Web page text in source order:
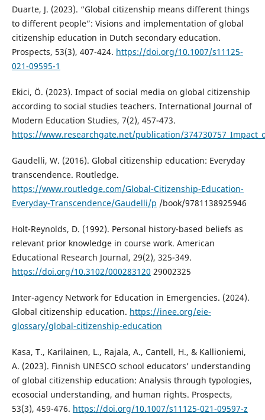
Duarte, J. (2023). “Global citizenship means different things
to different people”: Visions and implementation of global
citizenship education in Dutch secondary education.
Prospects, 53(3), 407-424. https://doi.org/10.1007/s11125-
021-09595-1
Ekici, Ö. (2023). Impact of social media on global citizenship
according to social studies teachers. International Journal of
Modern Education Studies, 7(2), 457-473.
https://www.researchgate.net/publication/
Gaudelli, W. (2016). Global citizenship education: Everyday
transcendence. Routledge.
https://www.routledge.com/Global-Citizenship-Education-
Everyday-Transcendence/Gaudelli/p /book/9781138925946
Holt-Reynolds, D. (1992). Personal history-based beliefs as
relevant prior knowledge in course work. American
Educational Research Journal, 29(2), 325-349.
https://doi.org/10.3102/000283120 29002325
Inter-agency Network for Education in Emergencies. (2024).
Global citizenship education. https://inee.org/eie-
glossary/global-citizenship-education
Kasa, T., Karilainen, L., Rajala, A., Cantell, H., & Kallioniemi,
A. (2023). Finnish UNESCO school educators’ understanding
of global citizenship education: Analysis through typologies,
ecosocial understanding, and human rights. Prospects,
53(3), 459-476. https://doi.org/10.1007/s11125-021-09597-z